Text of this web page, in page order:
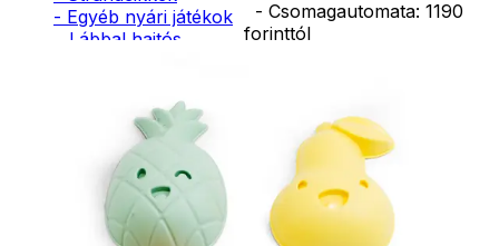
- Egyéb nyári játékok
Lábbal hajtós
- Csomagautomata: 1190
forinttól
ingyenesen
Kiegészítő
termékek